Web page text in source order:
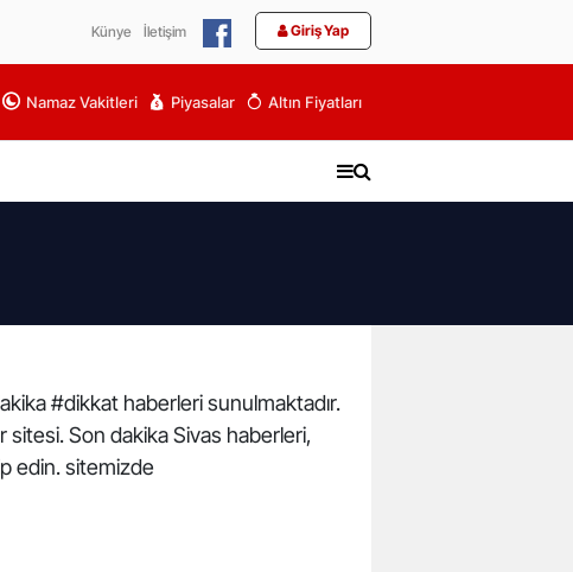
Künye İletişim Giriş Yap
Namaz Vakitleri Piyasalar Altın Fiyatları
#dikkat haberleri sunulmaktadır.
Son dakika Sivas haberleri,
edin. sitemizde